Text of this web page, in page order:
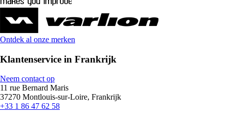
Ontdek al onze merken
Klantenservice in Frankrijk
Neem contact op
11 rue Bernard Maris
37270 Montlouis-sur-Loire, Frankrijk
+33 1 86 47 62 58